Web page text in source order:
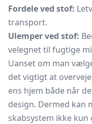
Fordele ved stof:
transport.
Ulemper ved stof:
velegnet til fugtige
Uanset om man
det vigtigt at
ens hjem både når
design. Dermed kan
skabsystem ikke